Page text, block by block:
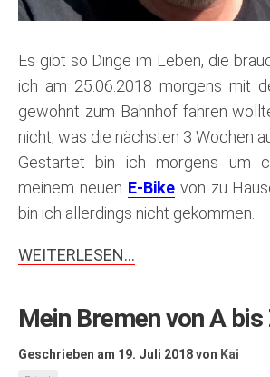
Es gibt so Dinge im Leben, die
ich am 25.06.2018 morgens mit
gewohnt zum Bahnhof fahren
nicht, was die nächsten 3 Wochen
Gestartet bin ich morgens um
meinem neuen E-Bikevon zu
bin ich allerdings nicht gekommen.
WEITERLESEN…
Mein Bremen von A bis
Geschrieben am 19. Juli 2018von Kai